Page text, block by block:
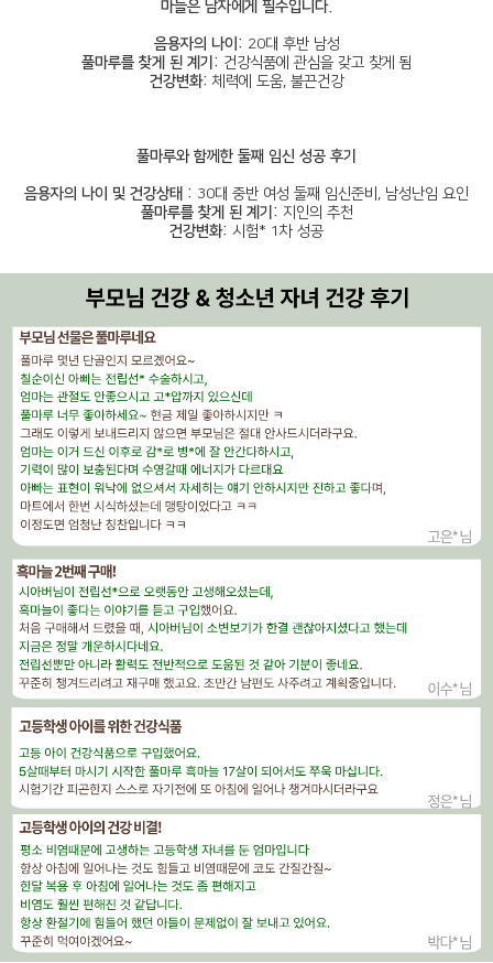
마늘은 남자에게 필수입니다.
음용자의 나이: 20대 후반 남성
풀마루를 찾게 된 계기: 건강식품에 관심을 갖고 찾게 됨
건강변화: 체력에 도움, 불끈건강
풀마루와 함께한 둘째 임신 성공 후기
음용자의 나이 및 건강상태 : 30대 중반 여성 둘째 임신준비, 남성난임 요인
풀마루를 찾게 된 계기: 지인의 추천
건강변화: 시험* 1차 성공